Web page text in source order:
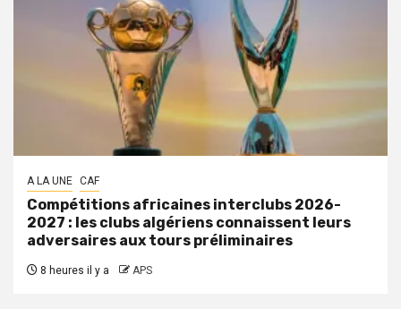
A LA UNE CAF
Compétitions africaines interclubs 2026-
2027 : les clubs algériens connaissent leurs
adversaires aux tours préliminaires
8 heures il y a APS